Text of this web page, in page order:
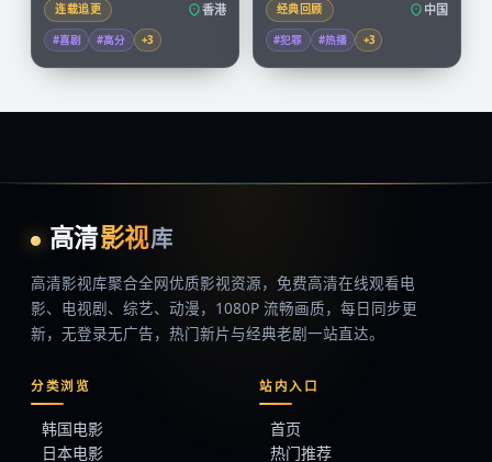
连载追更 香港
#喜剧 #高分 +3
经典回顾 中国
#犯罪 #热播 +3
高清影视库
高清影视库聚合全网优质影视资源， 免费高清在线观看电
影、电视剧、综艺、动漫，1080P 流畅画质，每日同步更
新，无登录无广告，热门新片与经典老剧一站直达。
分类浏览
韩国电影
日本电影
站内入口
首页
热门推荐